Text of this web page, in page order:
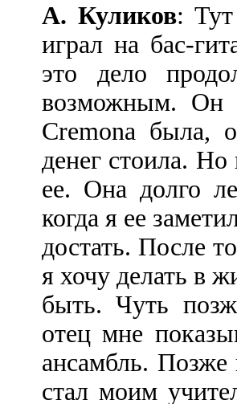
А. Куликов:
играл на бас-
это дело
возможным. Он
Cremona была,
денег стоила. Но
ее. Она долго
когда я ее
достать. После
я хочу делать в
быть. Чуть
отец мне
ансамбль.
стал моим